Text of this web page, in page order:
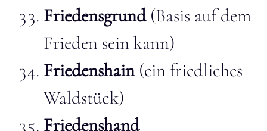
Friedensgrund(Basis auf dem
Frieden sein kann)
Friedenshain(ein friedliches
Waldstück)
Friedenshand